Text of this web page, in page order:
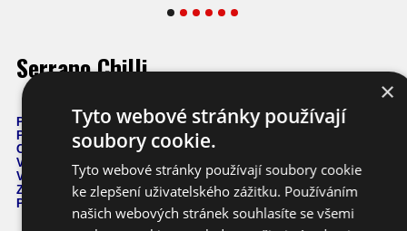
Serrano Chilli
Počet semen: 10 ks
Pálivost: 8.000 - 22.000 SHU
Capsicum Annuum
Výška: 50-70 cm
Velikost plodu: 7 cm
Zrání: 80 dnů
Původ: Mexiko
×
Tyto webové stránky používají
soubory cookie.
Tyto webové stránky používají soubory cookie
ke zlepšení uživatelského zážitku. Používáním
našich webových stránek souhlasíte se všemi